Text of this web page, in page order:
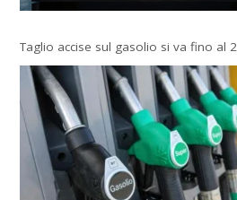
Taglio accise sul gasolio si va fino al